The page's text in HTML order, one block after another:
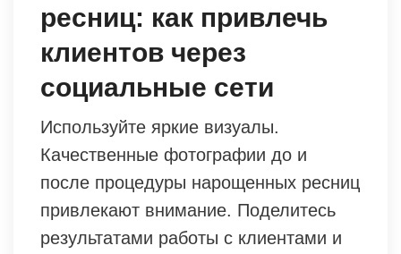
ресниц: как привлечь
клиентов через
социальные сети
Используйте яркие визуалы.
Качественные фотографии до и
после процедуры нарощенных ресниц
привлекают внимание. Поделитесь
результатами работы с клиентами и